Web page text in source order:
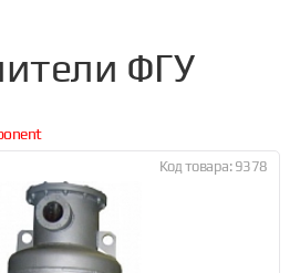
ФГУ
Код товара: 9378